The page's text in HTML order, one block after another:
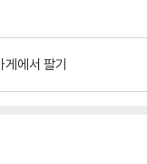
게에서 팔기